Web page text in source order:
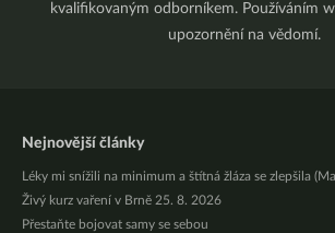
kvalifikovaným odborníkem. Používáním
upozornění na vědomí.
Nejnovější články
Léky mi snížili na minimum a štítná žláza se zlepšila
Živý kurz vaření v Brně 25. 8. 2026
Přestaňte bojovat samy se sebou